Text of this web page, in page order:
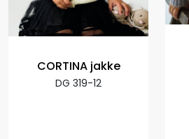
CORTINA jakke
DG 319-12